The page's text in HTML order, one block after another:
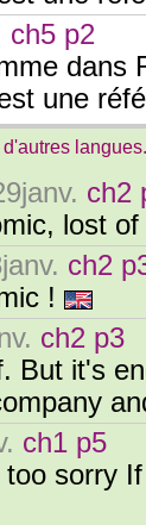
ch5 p2
dans
une
langues.
ch2
lost
ch2
!
ch2 p3
But it's
ch1 p5
too sorry